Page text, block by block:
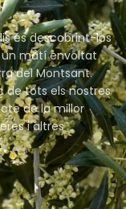
és descobrint-los
un matí envoltat
del Montsant.
de tots els nostres
de la millor
i altres